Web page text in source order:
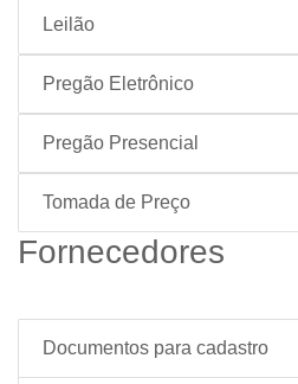
Leilão
Pregão Eletrônico
Pregão Presencial
Tomada de Preço
Fornecedores
Documentos para cadastro